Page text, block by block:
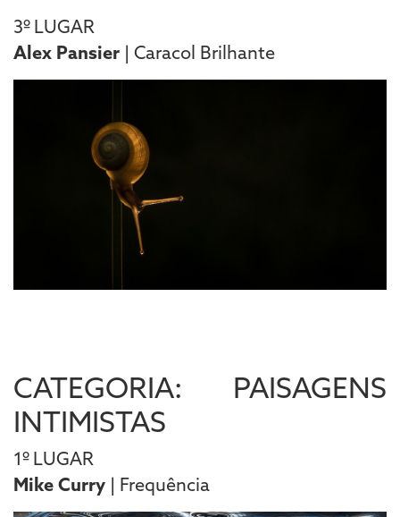
3º LUGAR
Alex Pansier | Caracol Brilhante
CATEGORIA: PAISAGENS
INTIMISTAS
1º LUGAR
Mike Curry | Frequência